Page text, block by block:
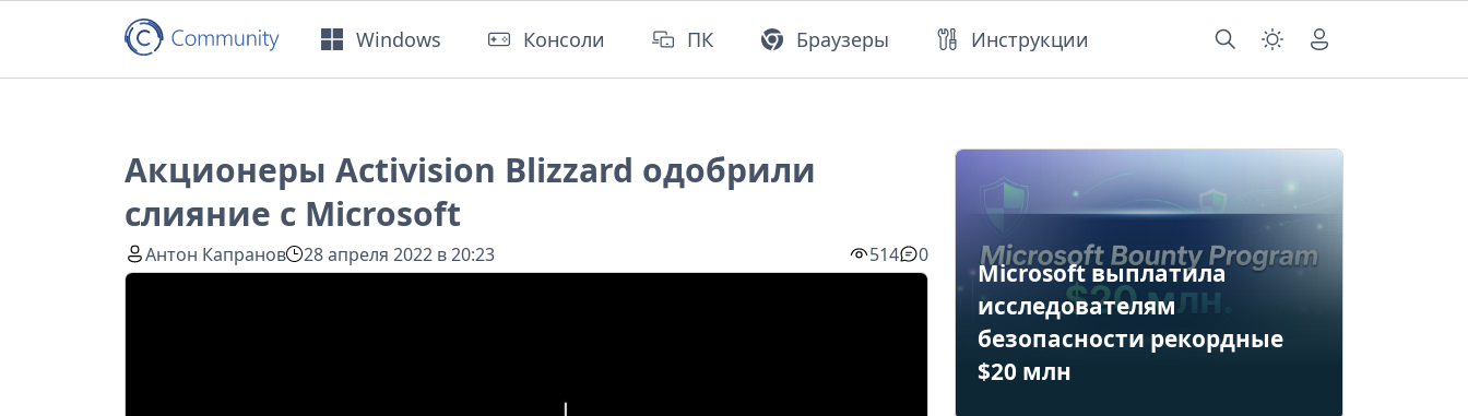
Windows Консоли ПК Браузеры Инструкции
Акционеры Activision Blizzard одобрили
слияние с Microsoft
Антон Капранов 28 апреля 2022 в 20:23 514 0
Microsoft выплатила
исследователям
безопасности рекордные
$20 млн